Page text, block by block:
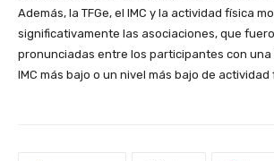
Además, la TFGe, el IMC y la actividad física
significativamente las asociaciones, que
pronunciadas entre los participantes con una
IMC más bajo o un nivel más bajo de actividad